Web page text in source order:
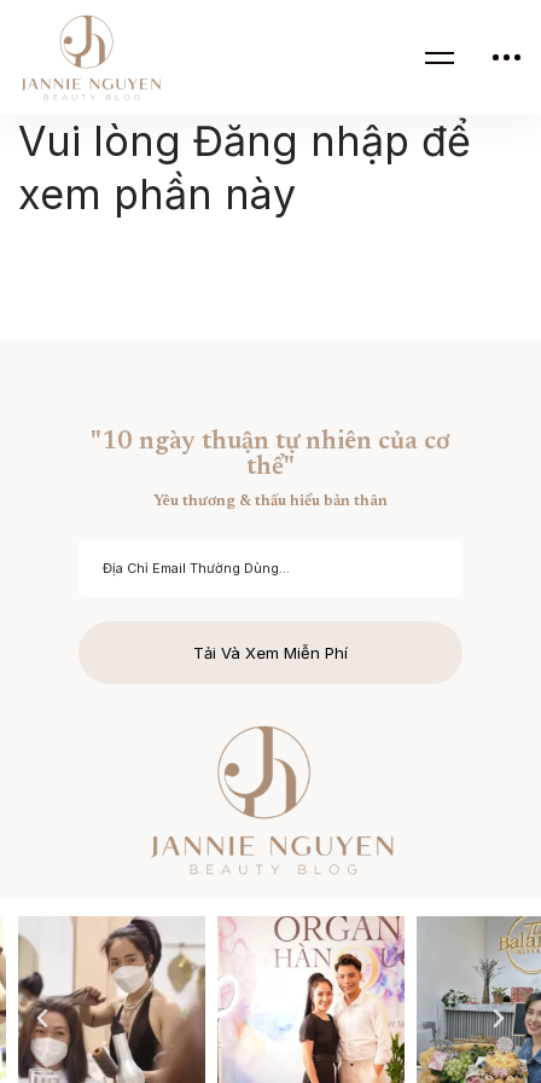
Vui lòng Đăng nhập để
xem phần này
"10 ngày thuận tự nhiên của cơ
thể"
Yêu thương & thấu hiểu bản thân
Tải Và Xem Miễn Phí